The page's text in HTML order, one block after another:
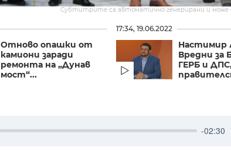
Субтитрите са автоматично генерирани и
Отново опашки от
камиони заради
ремонта на „Дунав
мост“...
17:34, 19.06.2022
Настимир
Вредни за
ГЕРБ и
-02:30